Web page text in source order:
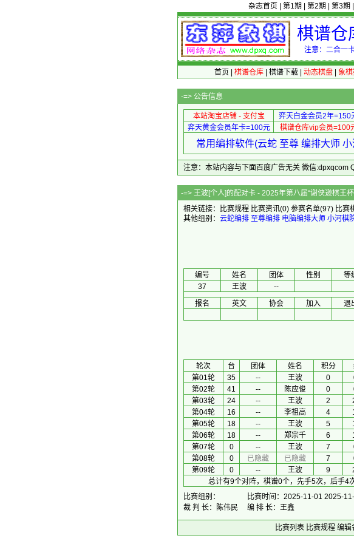
杂志首页 第1期 第2期 第3期
棋谱仓
注意：二合一
首页 棋谱仓库| 棋谱下载| 动态棋盘| 象
-=> 公告信息
本站淘宝店铺 - 支付宝 弈天白金会员2年=150
弈天黄金会员年卡=100元
棋谱仓库vip会员=100
常用编排软件(云蛇 至尊 编排大师
注意：本站内容与下面百度广告无关 微信:dpxqcom
-=> 王波[个人]的配对卡 - 2025年
相关链接：
比赛规程 比赛资讯(0) 参赛名单(97) 比赛
其他组别： 云蛇编排 至尊编排 电脑编排大师 小河棋
编号 姓名 团体 性别 等
37
王波 --
报名
英文 协会 加入 退
轮次 台 团体 姓名 积分
第01轮
35 -- 王波 0
第02轮
41 -- 陈应俊 0
第03轮
24 -- 王波 2
第04轮
16 -- 李祖高 4
第05轮
18 -- 王波 5
第06轮
18 -- 郑宗千 6
第07轮
0 -- 王波 7
第08轮
0 已隐藏 已隐藏 7
第09轮
0 -- 王波 9
总计有9个对阵，棋谱0个，先手5次，后手4
比赛组别：
比赛时间：2025-11-01 2025-
裁 判 长：陈伟民
编 排 长：王鑫
比赛列表 比赛规程 编辑